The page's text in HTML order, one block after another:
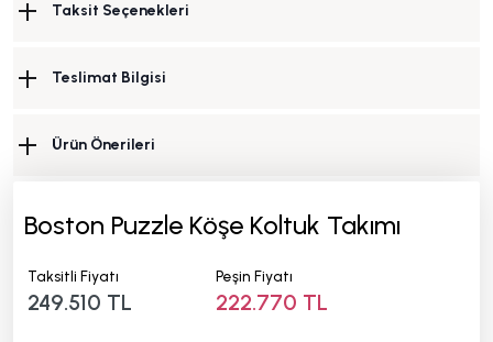
Taksit Seçenekleri
Teslimat Bilgisi
Ürün Önerileri
Boston Puzzle Köşe Koltuk Takımı
Taksitli Fiyatı
249.510 TL
Peşin Fiyatı
222.770 TL